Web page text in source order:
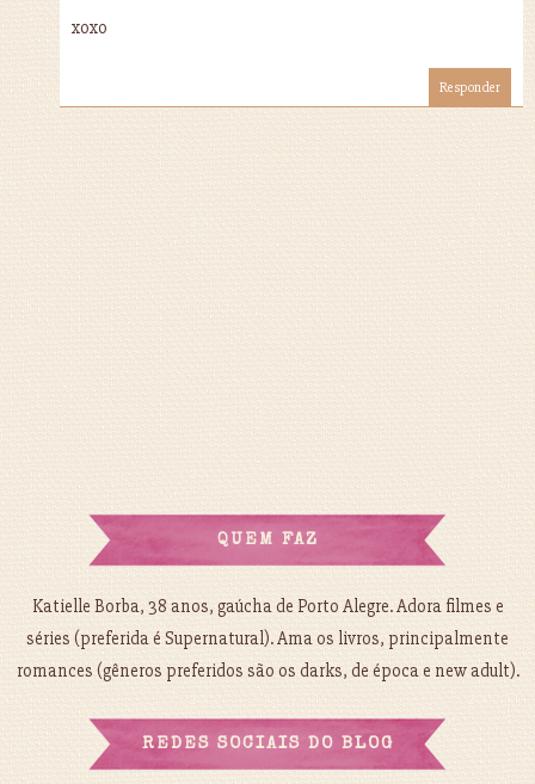
xoxo
Responder
QUEM FAZ
Katielle Borba, 38 anos, gaúcha de Porto Alegre. Adora filmes e
séries (preferida é Supernatural). Ama os livros, principalmente
romances (gêneros preferidos são os darks, de época e new adult).
REDES SOCIAIS DO BLOG